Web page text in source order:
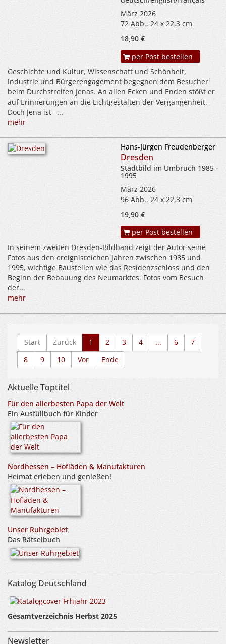
März 2026
72 Abb., 24 x 22,3 cm
18,90 €
per Post bestellen
Geschichte und Kultur, Wissenschaft und Schönheit,
Industrie und Bürgerengagement begegnen dem Besucher
beim Durchstreifen Jenas. An allen Ecken und Enden stößt er
auf Erinnerungen an die Lichtgestalten der Vergangenheit.
Doch Jena ist –...
mehr
Hans-Jürgen Freudenberger
Dresden
Stadtbild im Umbruch 1985 -
1995
März 2026
96 Abb., 24 x 22,3 cm
19,90 €
per Post bestellen
In seinem zweiten Dresden-Bildband zeigt der Autor seine
Fotos aus den ereignisreichen Jahren zwischen 1985 und
1995, wichtige Baustellen wie das Residenzschloss und den
Beginn der Bebauung des Neumarktes. Fotos vom Besuch
der...
mehr
Start Zurück 1 2 3 4 ... 6
7
8
9 10 Vor Ende
Aktuelle Toptitel
Für den allerbesten Papa der Welt
Ein Ausfüllbuch für Kinder
Nordhessen – Hofläden & Manufakturen
Heimat erleben und genießen!
Unser Ruhrgebiet
Das Rätselbuch
Katalog Deutschland
Gesamtverzeichnis Herbst 2025
Newsletter